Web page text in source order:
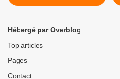
Corsair
Hébergé par Overblog
Top articles
Pages
Contact